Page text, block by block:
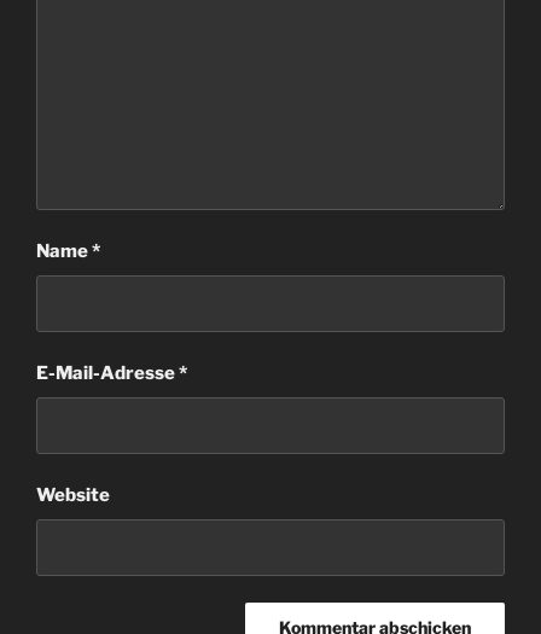
Name*
E-Mail-Adresse*
Website